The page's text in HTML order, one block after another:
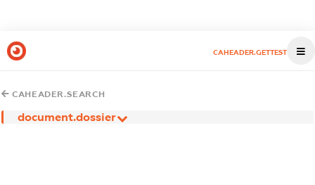
CAHEADER.GETTEST
CAHEADER.SEARCH
document.dossier